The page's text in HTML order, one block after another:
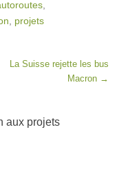
projets
La Suisse rejette les bus
Macron →
aux projets